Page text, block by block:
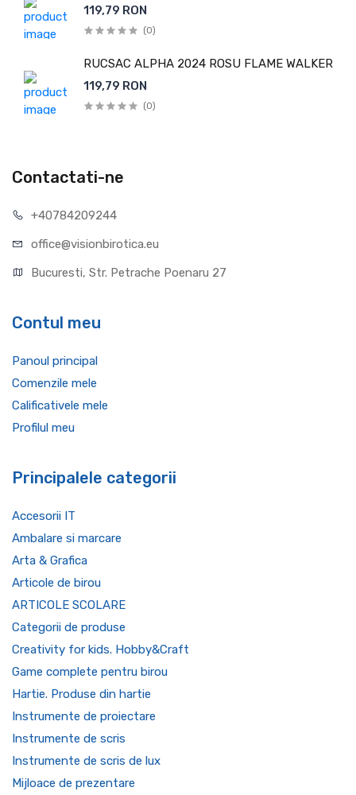
119,79 RON
(0)
RUCSAC ALPHA 2024 ROSU FLAME WALKER
119,79 RON
(0)
Contactati-ne
+40784209244
office@visionbirotica.eu
Bucuresti, Str. Petrache Poenaru 27
Contul meu
Panoul principal
Comenzile mele
Calificativele mele
Profilul meu
Principalele categorii
Accesorii IT
Ambalare si marcare
Arta & Grafica
Articole de birou
ARTICOLE SCOLARE
Categorii de produse
Creativity for kids. Hobby&Craft
Game complete pentru birou
Hartie. Produse din hartie
Instrumente de proiectare
Instrumente de scris
Instrumente de scris de lux
Mijloace de prezentare